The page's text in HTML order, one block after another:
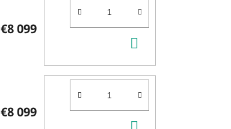
€8 099
KOŠÍKA
€8 099